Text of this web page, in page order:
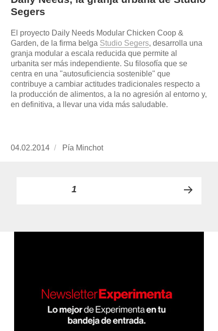
Segers
El proyecto Daily Needs Modular Chicken Coop &
Garden, de la firma belga Studio Segers, desarrolla una
granja modular a escala reducida que permite al
urbanita ser más independiente. Su filosofía que se
centra en una "autosuficiencia sostenible" que
contribuye a cambiar actitudes tradicionales respecto a
la producción de alimentos, a la no agresión al entorno y,
en definitiva, a llevar una vida más saludable.
Publicado
04.02.2014 https://www.experimenta.es/author/pia/
Pía Minchot
Paginación
entradas
PÁGINA1
NA